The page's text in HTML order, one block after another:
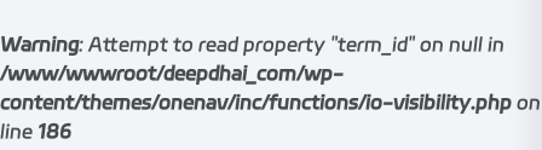
Warning: Attempt to read property "term_id" on null in
/www/wwwroot/deepdhai_com/wp-
content/themes/onenav/inc/functions/io-visibility.php on
line 186